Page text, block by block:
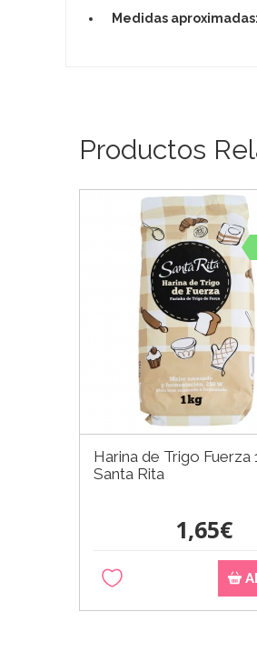
Medidas aproximadas:
Productos
Harina de Trigo Fuerza
Santa Rita
1,65€